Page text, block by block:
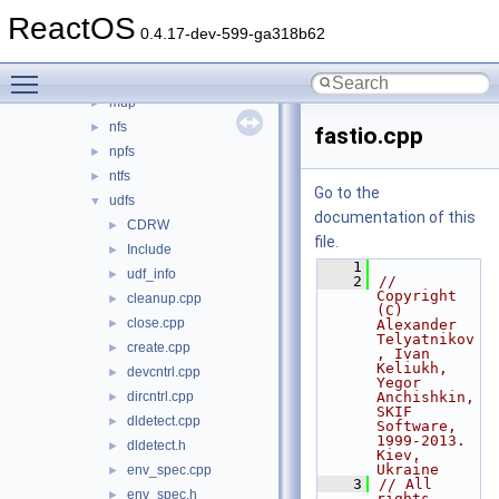
ReactOS 0.4.17-dev-599-ga318b62
► fastfat
► mup
► nfs
► npfs
► ntfs
▼ udfs
► CDRW
► Include
► udf_info
► cleanup.cpp
► close.cpp
► create.cpp
► devcntrl.cpp
► dircntrl.cpp
► dldetect.cpp
► dldetect.h
► env_spec.cpp
► env_spec.h
fastio.cpp
Go to the
documentation of this
file.
    1
    2
//
Copyright
(C)
Alexander
Telyatnikov
, Ivan
Keliukh,
Yegor
Anchishkin,
SKIF
Software,
1999-2013.
Kiev,
Ukraine
    3
// All